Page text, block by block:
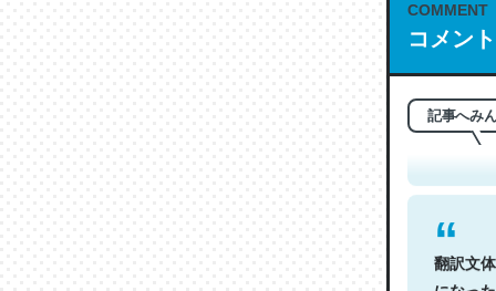
COMMENT
コメン
記事へみ
これは
もお勧
─今のこ
翻訳文
になった